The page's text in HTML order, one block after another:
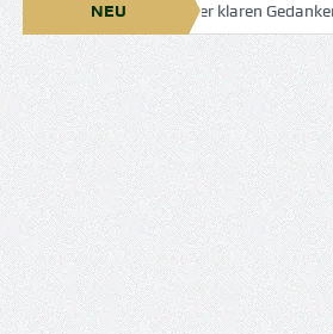
NEU
April 2025: Engel der klaren Gedanken